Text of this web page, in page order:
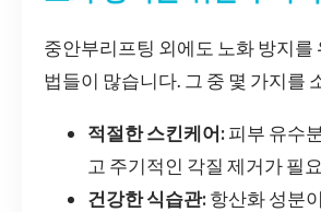
중안부리프팅 외에도 노화 방지를
법들이 많습니다. 그 중 몇 가지를
적절한 스킨케어: 피부 유수
고 주기적인 각질 제거가 필
건강한 식습관: 항산화 성분